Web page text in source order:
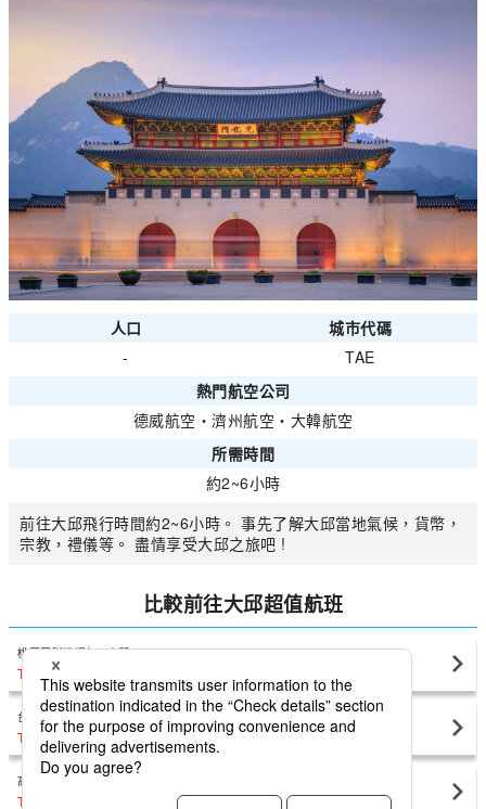
人口
城市代碼
-
TAE
熱門航空公司
德威航空 ・ 濟州航空 ・ 大韓航空
所需時間
約2~6小時
前往大邱飛行時間約2~6小時。 事先了解大邱當地氣候，貨幣，
宗教，禮儀等。 盡情享受大邱之旅吧 !
比較前往大邱超值航班
桃園國際機場 大邱(TAE)
TWD5,460
台北松山機場 大邱(TAE)
TWD15,687〜
高雄小港機場 大邱(TAE)
TWD22,517